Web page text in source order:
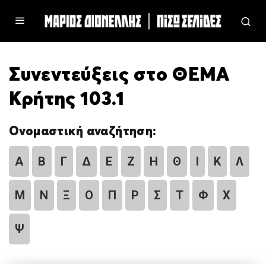
Συνεντεύξεις στο ΘΕΜΑ
Κρήτης 103.1
Ονομαστική αναζήτηση:
Α Β Γ Δ Ε Ζ Η Θ Ι Κ Λ
Μ Ν Ξ Ο Π Ρ Σ Τ Φ Χ
Ψ